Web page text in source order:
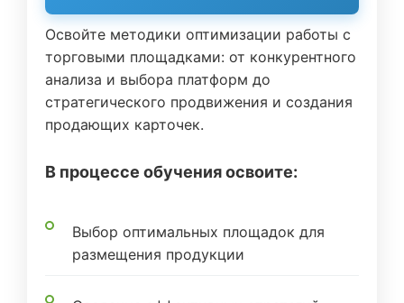
Освойте методики оптимизации работы с
торговыми площадками: от конкурентного
анализа и выбора платформ до
стратегического продвижения и создания
продающих карточек.
В процессе обучения освоите:
Выбор оптимальных площадок для
размещения продукции